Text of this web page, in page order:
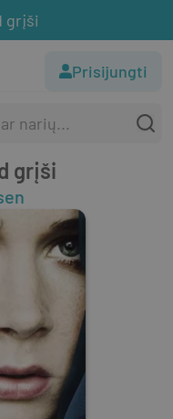
grįši
Prisijungti
grįši